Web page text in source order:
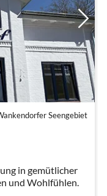
Seengebiet
in gemütlicher
und Wohlfühlen.